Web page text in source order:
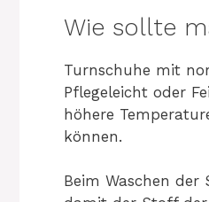
Wie sollte
Turnschuhe mit
Pflegeleicht oder
höhere
können.
Beim Waschen